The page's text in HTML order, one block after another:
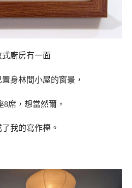
式廚房有一面
身林間小屋的窗景，
8席，想當然爾，
我的寫作檯。